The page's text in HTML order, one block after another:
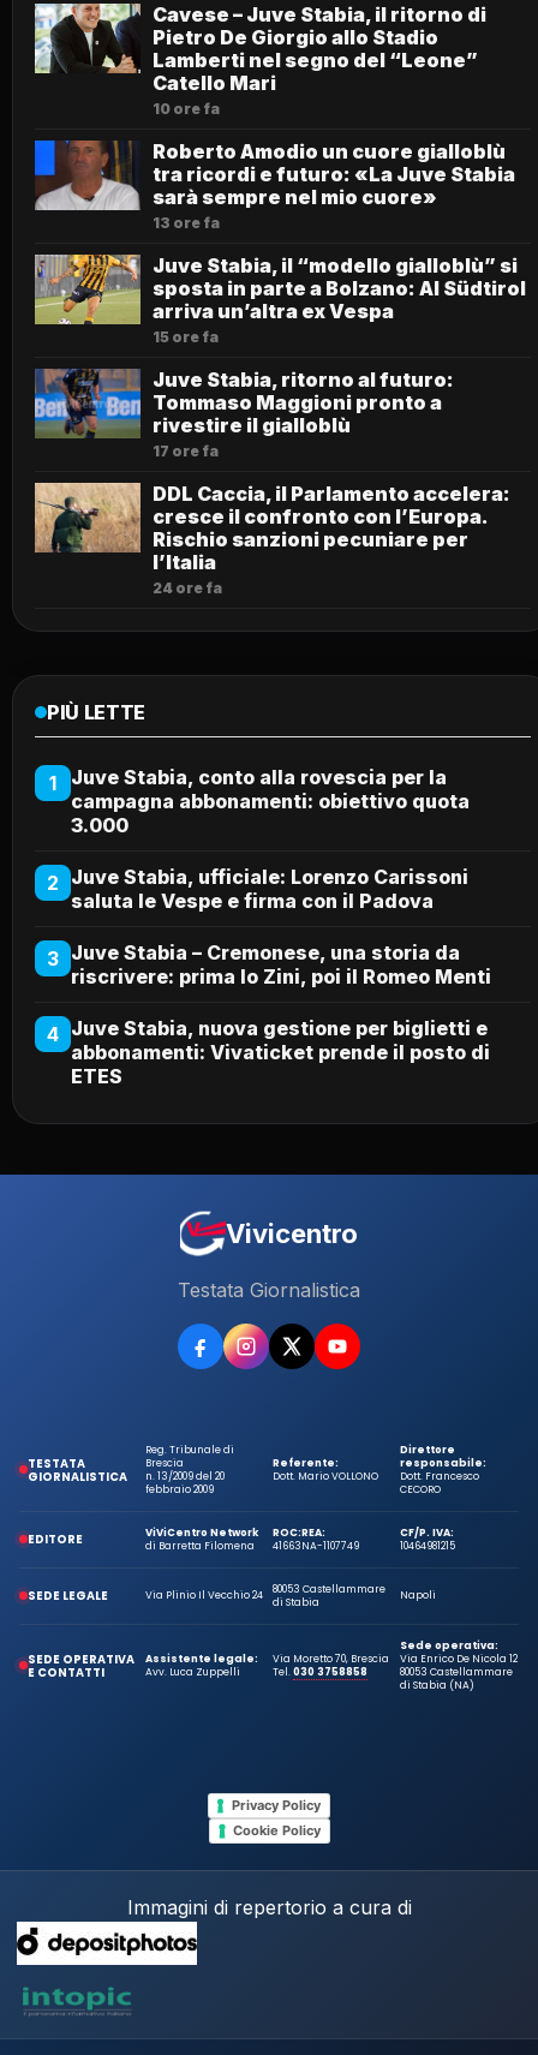
Cavese – Juve Stabia, il ritorno di
Pietro De Giorgio allo Stadio
Lamberti nel segno del “Leone”
Catello Mari
10 ore fa
Roberto Amodio un cuore gialloblù
tra ricordi e futuro: «La Juve Stabia
sarà sempre nel mio cuore»
13 ore fa
Juve Stabia, il “modello gialloblù” si
sposta in parte a Bolzano: Al Südtirol
arriva un’altra ex Vespa
15 ore fa
Juve Stabia, ritorno al futuro:
Tommaso Maggioni pronto a
rivestire il gialloblù
17 ore fa
DDL Caccia, il Parlamento accelera:
cresce il confronto con l’Europa.
Rischio sanzioni pecuniare per
l’Italia
24 ore fa
PIÙ LETTE
1
Juve Stabia, conto alla rovescia per la
campagna abbonamenti: obiettivo quota
3.000
2 Juve Stabia, ufficiale: Lorenzo Carissoni
saluta le Vespe e firma con il Padova
3 Juve Stabia – Cremonese, una storia da
riscrivere: prima lo Zini, poi il Romeo Menti
4 Juve Stabia, nuova gestione per biglietti e
abbonamenti: Vivaticket prende il posto di
ETES
Vivicentro
Testata Giornalistica
TESTATA
GIORNALISTICA
Reg. Tribunale di
Brescia
n. 13/2009 del 20
febbraio 2009
Referente:
Dott. Mario VOLLONO
Direttore
responsabile:
Dott. Francesco
CECORO
EDITORE
ViViCentro Network
di Barretta Filomena
ROC:
41663
REA:
NA-1107749
CF/P. IVA:
10464981215
SEDE LEGALE Via Plinio Il Vecchio 24
80053 Castellammare
di Stabia
Napoli
SEDE OPERATIVA
E CONTATTI
Assistente legale:
Avv. Luca Zuppelli
Via Moretto 70, Brescia
Tel.030 3758858
Sede operativa:
Via Enrico De Nicola 12
80053 Castellammare
di Stabia (NA)
Privacy Policy
Cookie Policy
Immagini di repertorio a cura di